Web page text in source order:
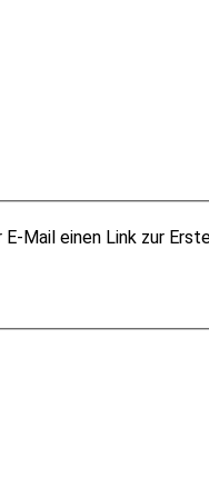
Mail einen Link zur